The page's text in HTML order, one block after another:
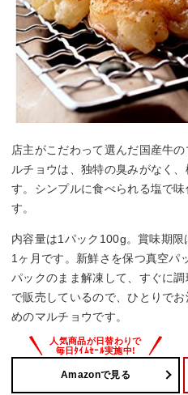
店主がこだわって選んだ国産牛
ルチョウは、独特の臭みがなく
す。シンプルに食べられる塩で
す。
内容量は1パック100g。賞味期
1ヶ月です。新鮮さを保つ真空パ
パックのまま解凍して、すぐに
で販売しているので、ひとりで
めのマルチョウです。
Amazonで見る